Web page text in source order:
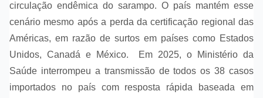
circulação endêmica do sarampo. O país mantém esse
cenário mesmo após a perda da certificação regional das
Américas, em razão de surtos em países como Estados
Unidos, Canadá e México. Em 2025, o Ministério da
Saúde interrompeu a transmissão de todos os 38 casos
importados no país com resposta rápida baseada em